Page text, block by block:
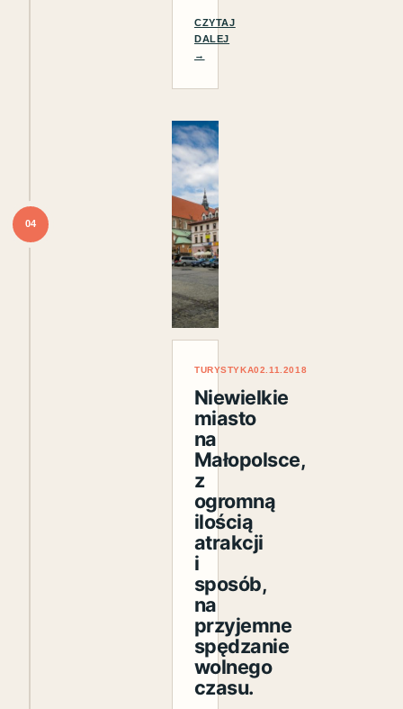
CZYTAJ
DALEJ
→
04
TURYSTYKA02.11.2018
Niewielkie
miasto
na
Małopolsce,
z
ogromną
ilością
atrakcji
i
sposób,
na
przyjemne
spędzanie
wolnego
czasu.